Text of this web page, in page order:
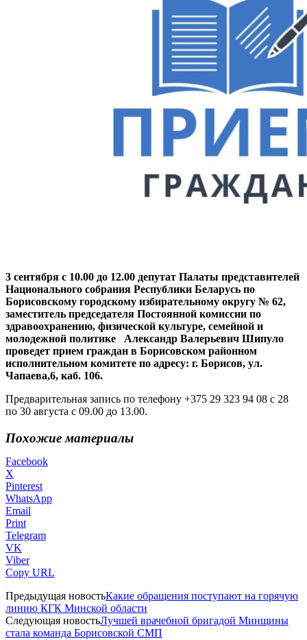
3 сентября с 10.00 до 12.00 депутат Палаты представителей
Национального собрания Республики Беларусь по
Борисовскому городскому избирательному округу № 62,
заместитель председателя Постоянной комиссии по
здравоохранению, физической культуре, семейной и
молодежной политике Александр Валерьевич Шипуло
проведет прием граждан в Борисовском районном
исполнительном комитете по адресу: г. Борисов, ул.
Чапаева,6, каб. 106.
Предварительная запись по телефону +375 29 323 94 08 с 28
по 30 августа с 09.00 до 13.00.
Похожие материалы
Facebook
X
Pinterest
WhatsApp
Email
Print
Telegram
VK
Viber
Copy URL
Предыдущая новостьКакие обращения поступают на горячую
линию КГК Минской области
Следующая новостьЛучшей врачебной бригадой Минщины
стала команда Борисовской СМП